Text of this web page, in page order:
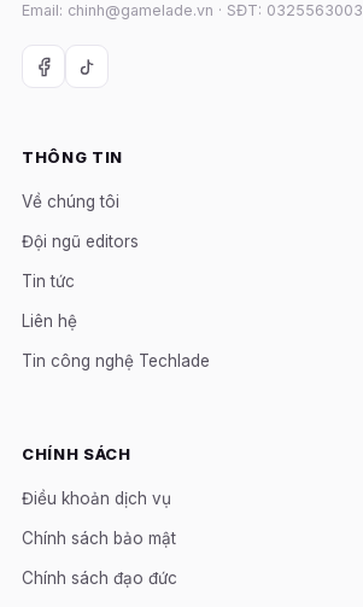
Email: chinh@gamelade.vn · SĐT: 0325563003
THÔNG TIN
Về chúng tôi
Đội ngũ editors
Tin tức
Liên hệ
Tin công nghệ Techlade
CHÍNH SÁCH
Điều khoản dịch vụ
Chính sách bảo mật
Chính sách đạo đức